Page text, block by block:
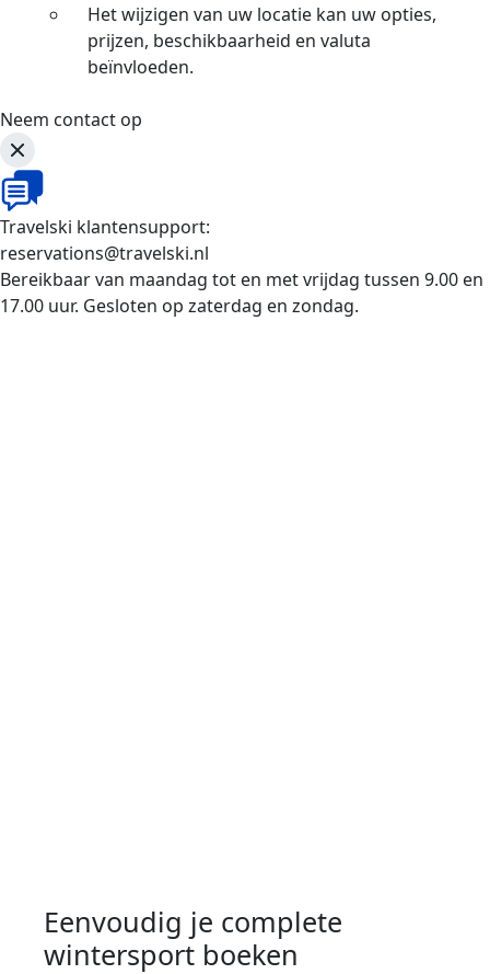
Het wijzigen van uw locatie kan uw opties,
prijzen, beschikbaarheid en valuta
beïnvloeden.
Neem contact op
Travelski klantensupport:
reservations@travelski.nl
Bereikbaar van maandag tot en met vrijdag tussen 9.00 en
17.00 uur. Gesloten op zaterdag en zondag.
Eenvoudig je complete
wintersport boeken